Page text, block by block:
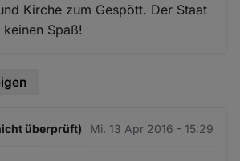
Kirche zum Gespött. Der Staat
Spaß!
überprüft) Mi. 13 Apr 2016 - 15:29